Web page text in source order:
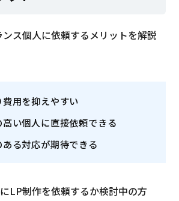
ス個人に依頼するメリットを解説
用を抑えやすい
い個人に直接依頼できる
る対応が期待できる
LP制作を依頼するか検討中の方